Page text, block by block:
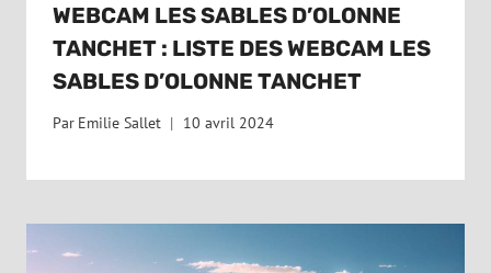
WEBCAM LES SABLES D’OLONNE
TANCHET : LISTE DES WEBCAM LES
SABLES D’OLONNE TANCHET
Par Emilie Sallet 10 avril 2024